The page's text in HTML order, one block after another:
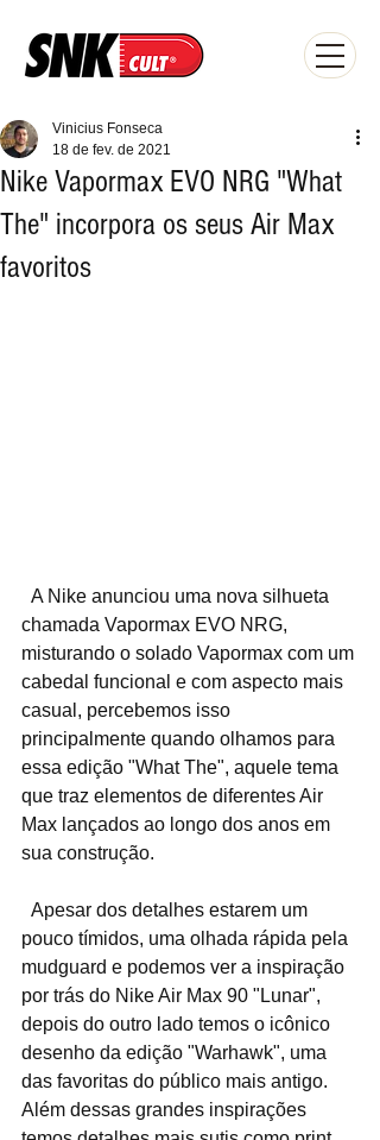
Nike Vapormax EVO NRG "What
The" incorpora os seus Air Max
favoritos
Vinicius Fonseca
18 de fev. de 2021
chamada Vapormax EVO NRG,
misturando o solado Vapormax com um
cabedal funcional e com aspecto mais
casual, percebemos isso
principalmente quando olhamos para
essa edição "What The", aquele tema
que traz elementos de diferentes Air
Max lançados ao longo dos anos em
sua construção.
pouco tímidos, uma olhada rápida pela
mudguard e podemos ver a inspiração
por trás do Nike Air Max 90 "Lunar",
depois do outro lado temos o icônico
desenho da edição "Warhawk", uma
das favoritas do público mais antigo.
Além dessas grandes inspirações